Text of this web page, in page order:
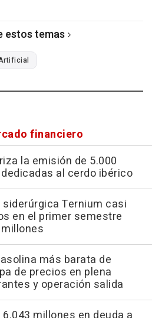
estos temas
financiero
la emisión de 5.000
al cerdo ibérico
Ternium casi
en el primer semestre
más barata de
de precios en plena
y operación salida